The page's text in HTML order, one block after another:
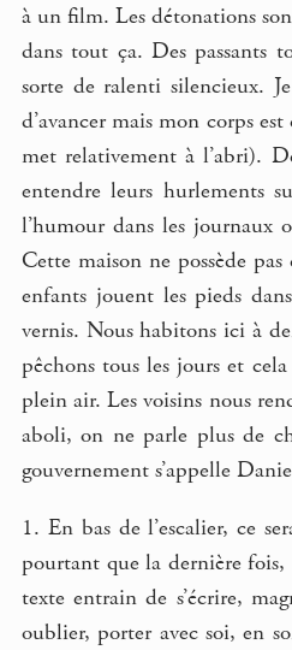
à un film. Les détonations
dans tout ça. Des passants
sorte de ralenti silencieux.
d’avancer mais mon corps
met relativement à l’abri).
entendre leurs hurlements
l’humour dans les journaux
Cette maison ne possède
enfants jouent les pieds
vernis. Nous habitons ici à
pêchons tous les jours et
plein air. Les voisins nous
aboli, on ne parle plus de
gouvernement s’appelle
1. En bas de l’escalier, ce
pourtant que la dernière
texte entrain de s’écrire,
oublier, porter avec soi, en